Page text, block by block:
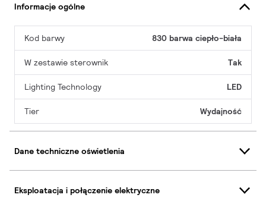
Informacje ogólne
Kod barwy 830 barwa ciepło-biała
W zestawie sterownik Tak
Lighting Technology LED
Tier Wydajność
Dane techniczne oświetlenia
Eksploatacja i połączenie elektryczne